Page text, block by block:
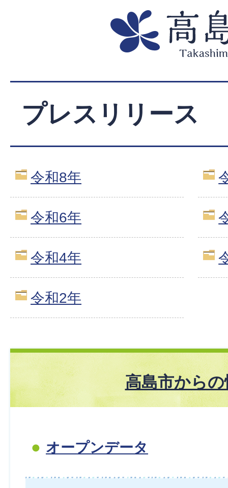
プレスリリース
令和8年
令和6年
令和4年
令和2年
高島市からの
オープンデータ